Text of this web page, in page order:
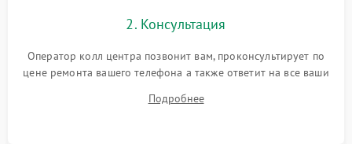
2. Консультация
Оператор колл центра позвонит вам, проконсультирует по
цене ремонта вашего телефона а также ответит на все ваши
Подробнее